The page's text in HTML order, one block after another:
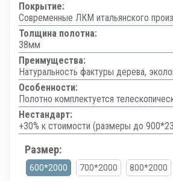
Покрытие:
Современные ЛКМ итальянского
Толщина полотна:
38мм
Преимущества:
Натуральность фактуры дерева,
Особенности:
Полотно комплектуется
Нестандарт:
+30% к стоимости (размеры до
Размер:
600*2000 700*2000 800*2000